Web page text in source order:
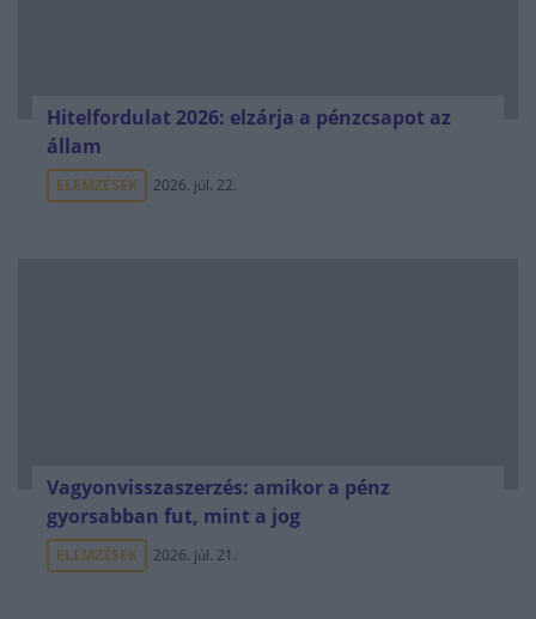
Hitelfordulat 2026: elzárja a pénzcsapot az
állam
ELEMZÉSEK 2026. júl. 22.
Vagyonvisszaszerzés: amikor a pénz
gyorsabban fut, mint a jog
ELEMZÉSEK 2026. júl. 21.